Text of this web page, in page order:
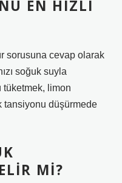
EN HIZLI
sorusuna cevap olarak
soğuk suyla
tüketmek, limon
tansiyonu düşürmede
MI?